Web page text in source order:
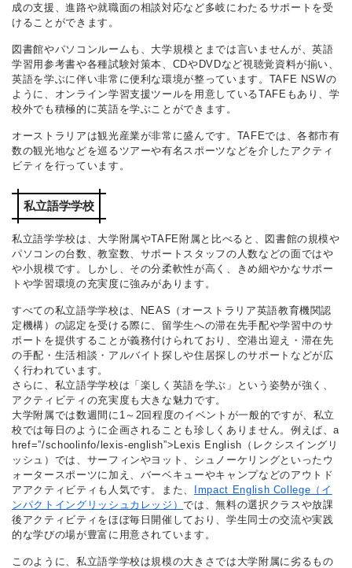
成の支援、進路や就職面の相談対応など多岐にわたるサポートを受
けることができます。
図書館やパソコンルームも、大学規模とまでは言いませんが、英語
学習用参考書や各種試験対策本、CDやDVDなど視聴覚資料が揃い、
英語を学ぶに伴い非常に便利な環境が整っています。TAFE NSWの
ように、オンライン学習支援ツールを用意しているTAFEもあり、学
校外でも積極的に英語を学ぶことができます。
オーストラリアは観光産業が非常に盛んです。TAFEでは、各都市有
数の観光地などを巡るツアーや有名スポーツなどを介したアクティ
ビティを行っています。
私立語学学校
私立語学学校は、大学附属やTAFE附属と比べると、図書館の規模や
パソコンの台数、教室数、サポートスタッフの人数などの面ではや
や小規模です。しかし、その分柔軟性が高く、きめ細やかなサポー
トや学習環境の充実度に強みがあります。
すべての私立語学学校は、NEAS（オーストラリア英語教育機関認
定機構）の認定を受ける際に、留学生への滞在先手配や学習中のサ
ポートを提供することが義務付けられており、空港出迎え・滞在先
の手配・生活相談・アルバイト探しや住居探しのサポートなどが広
く行われています。
さらに、私立語学学校は「楽しく英語を学ぶ」という姿勢が強く、
アクティビティの充実度も大きな魅力です。
大学附属では数週間に1～2回程度のイベントが一般的ですが、私立
校では毎日のように企画されることも珍しくありません。例えば、a
href=”/schoolinfo/lexis-english”>Lexis English（レクシスイングリ
ッシュ）では、サーフィンやヨット、シュノーケリングといったウ
ォータースポーツに加え、バーベキューやキャンプなどのアウトド
アアクティビティも人気です。また、 Impact English College（イ
ンパクトイングリッシュカレッジ）では、無料の選択クラスや放課
後アクティビティをほぼ毎日開催しており、学生同士の交流や実践
的な学びの場が豊富に用意されています。
このように、私立語学学校は規模の大きさでは大学附属に劣るもの